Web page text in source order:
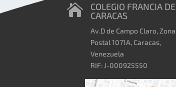

COLEGIO FRANCIA DE
CARACAS
Av.D de Campo Claro, Zona
Postal 1071A, Caracas,
Venezuela
RIF: J-000925550